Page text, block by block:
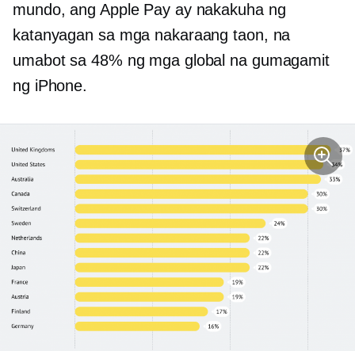
mundo, ang Apple Pay ay nakakuha ng
katanyagan sa mga nakaraang taon, na
umabot sa 48% ng mga global na gumagamit
ng iPhone.